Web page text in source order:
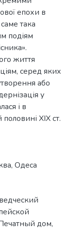
епохи в
така
подіям
життя
серед яких
або
у
і в
XIX ст.
, Одеса
дом,